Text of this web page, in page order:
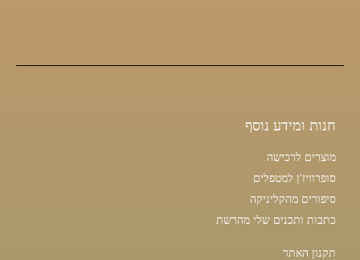
חנות ומידע נוסף
מוצרים לרכישה
סופרוויז'ן למטפלים
סיפורים מהקליניקה
כתבות ותכנים שלי מהרשת
תקנון האתר